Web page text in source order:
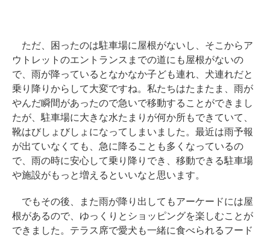
ただ、困ったのは駐車場に屋根がないし、そこからア
ウトレットのエントランスまでの道にも屋根がないの
で、雨が降っているとなかなか子ども連れ、犬連れだと
乗り降りからして大変ですね。私たちはたまたま、雨が
やんだ瞬間があったので急いで移動することができまし
たが、駐車場に大きな水たまりが何か所もできていて、
靴はびしょびしょになってしまいました。最近は雨予報
が出ていなくても、急に降ることも多くなっているの
で、雨の時に安心して乗り降りでき、移動できる駐車場
や施設がもっと増えるといいなと思います。
でもその後、また雨が降り出してもアーケードには屋
根があるので、ゆっくりとショッピングを楽しむことが
できました。テラス席で愛犬も一緒に食べられるフード